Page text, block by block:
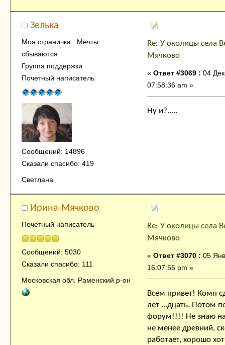
Зелька
Моя страничка : Мечты
сбываются
Группа поддержки
Почетный написатель
Сообщений: 14896
Сказали спасибо: 419
Светлана
Re: У околицы села
Мячково
« Ответ #3069 : 04
07:58:36 am »
Ну и?.....
Ирина-Мячково
Почетный написатель
Сообщений: 5030
Сказали спасибо: 111
Московская обл. Раменский р-он
Re: У околицы села
Мячково
« Ответ #3070 : 05
16:07:56 pm »
Всем привет! Комп
лет ...дцать. Потом
форум!!!! Не знаю
не менее древний,
работает, хорошо